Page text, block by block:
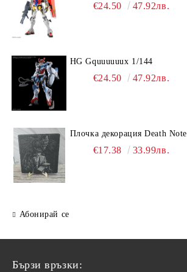
€24.50 47.92лв.
HG Gquuuuuux 1/144
€24.50 47.92лв.
Плочка декорация Death Note
€17.38 33.99лв.
Абонирай се
Бързи връзки: